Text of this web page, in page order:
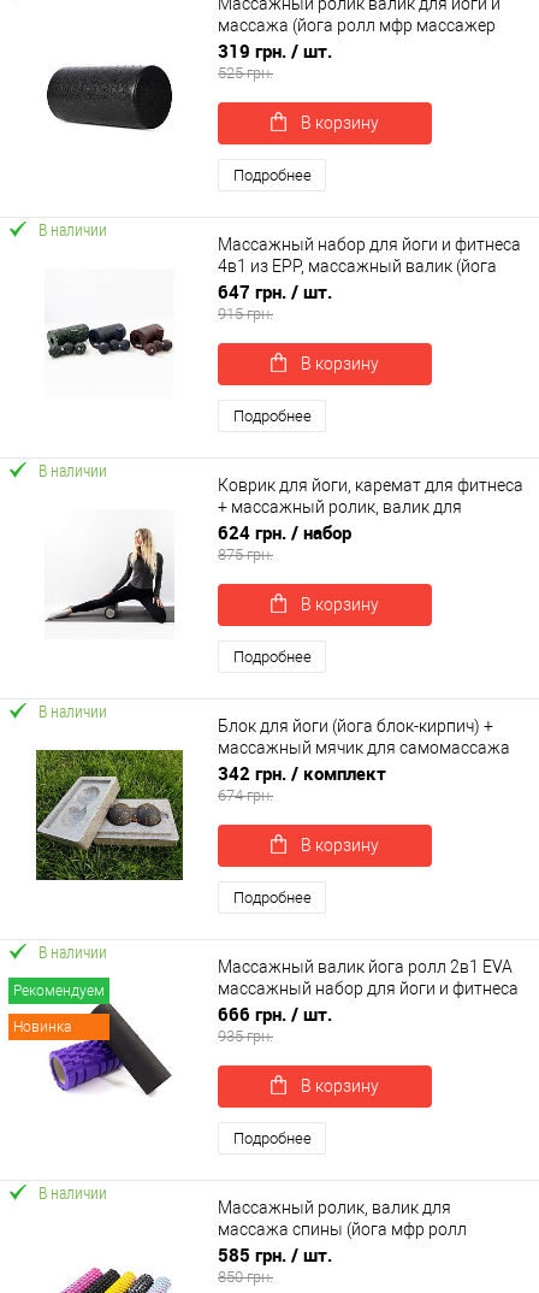
массажа (йога ролл мфр массажер
для спины, шеи, ног) 30x15см OSPORT
(OF-0314)
319 грн. / шт.
525 грн.
В корзину
Подробнее
В наличии
Массажный набор для йоги и фитнеса
4в1 из EPP, массажный валик (йога
ролл)+массажный мяч МФР OSPORT
(OF-0282)
647 грн. / шт.
915 грн.
В корзину
Подробнее
В наличии
Коврик для йоги, каремат для фитнеса
+ массажный ролик, валик для
массажа спины мфр OSPORT Set 113
(n-0146)
624 грн. / набор
875 грн.
В корзину
Подробнее
В наличии
Блок для йоги (йога блок-кирпич) +
массажный мячик для самомассажа
МФР миофасциального релиза
OSPORT (MS 2231)
342 грн. / комплект
674 грн.
В корзину
Подробнее
Рекомендуем
Новинка
В наличии
Массажный валик йога ролл 2в1 EVA
массажный набор для йоги и фитнеса
для массажа и растяжки OSPORT (OF-
0319)
666 грн. / шт.
935 грн.
В корзину
Подробнее
В наличии
Массажный ролик, валик для
массажа спины (йога мфр ролл
массажер для спины, шеи, ног)
OSPORT (MS 3341-3)
585 грн. / шт.
850 грн.